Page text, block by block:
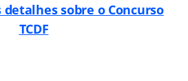
sobre o Concurso
TCDF